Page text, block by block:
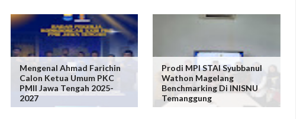
Mengenal Ahmad Farichin
Calon Ketua Umum PKC
PMII Jawa Tengah 2025-
2027
Prodi MPI STAI Syubbanul
Wathon Magelang
Benchmarking Di INISNU
Temanggung